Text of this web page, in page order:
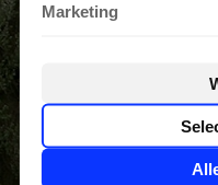
Marketing